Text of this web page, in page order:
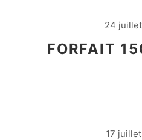
24
FORFAIT
17